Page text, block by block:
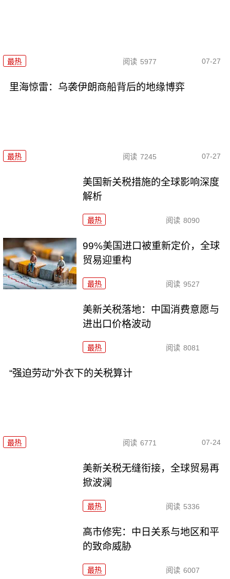
最热 阅读 5977 07-27
里海惊雷：乌袭伊朗商船背后的地缘博弈
最热 阅读 7245 07-27
美国新关税措施的全球影响深度
解析
最热 阅读 8090
99%美国进口被重新定价，全球
贸易迎重构
最热 阅读 9527
美新关税落地：中国消费意愿与
进出口价格波动
最热 阅读 8081
“强迫劳动”外衣下的关税算计
最热 阅读 6771 07-24
美新关税无缝衔接，全球贸易再
掀波澜
最热 阅读 5336
高市修宪：中日关系与地区和平
的致命威胁
最热 阅读 6007